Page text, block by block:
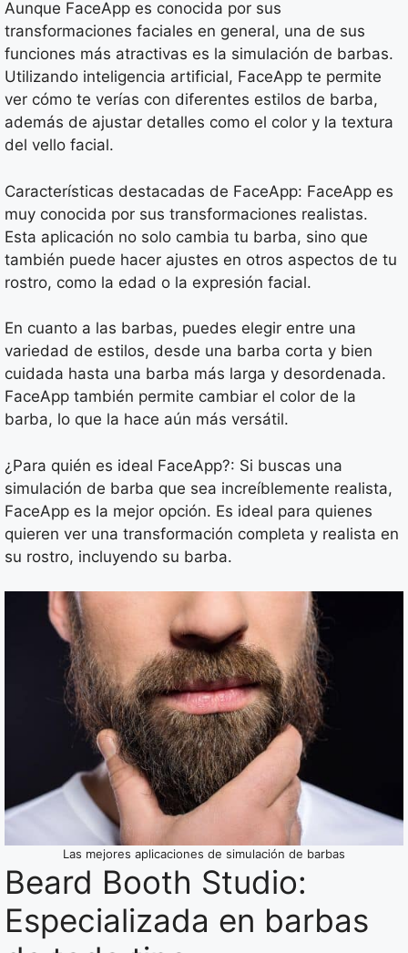
Aunque FaceApp es conocida por sus
transformaciones faciales en general, una de sus
funciones más atractivas es la simulación de barbas.
Utilizando inteligencia artificial, FaceApp te permite
ver cómo te verías con diferentes estilos de barba,
además de ajustar detalles como el color y la textura
del vello facial.
Características destacadas de FaceApp: FaceApp es
muy conocida por sus transformaciones realistas.
Esta aplicación no solo cambia tu barba, sino que
también puede hacer ajustes en otros aspectos de tu
rostro, como la edad o la expresión facial.
En cuanto a las barbas, puedes elegir entre una
variedad de estilos, desde una barba corta y bien
cuidada hasta una barba más larga y desordenada.
FaceApp también permite cambiar el color de la
barba, lo que la hace aún más versátil.
¿Para quién es ideal FaceApp?: Si buscas una
simulación de barba que sea increíblemente realista,
FaceApp es la mejor opción. Es ideal para quienes
quieren ver una transformación completa y realista en
su rostro, incluyendo su barba.
Las mejores aplicaciones de simulación de barbas
Beard Booth Studio:
Especializada en barbas